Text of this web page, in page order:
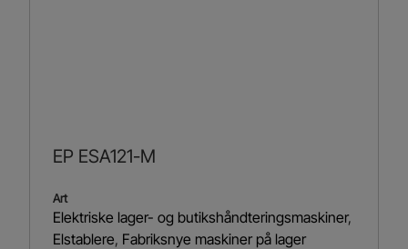
EP ESA121-M
Art
Elektriske lager- og butikshåndteringsmaskiner,
Elstablere, Fabriksnye maskiner på lager